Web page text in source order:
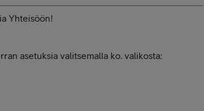
Yhteisöön!
asetuksia valitsemalla ko. valikosta: